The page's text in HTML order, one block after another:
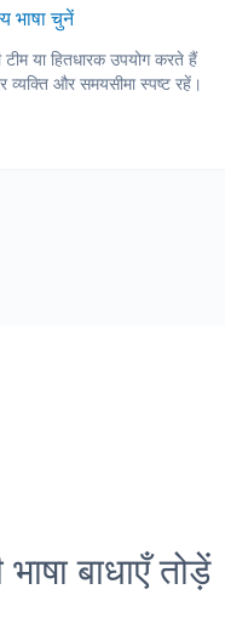
भाषा चुनें
या हितधारक उपयोग करते हैं
व्यक्ति और समयसीमा स्पष्ट रहें।
बाधाएँ तोड़ें